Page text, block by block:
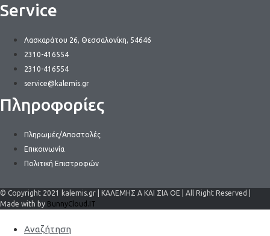
Service
Λασκαράτου 26, Θεσσαλονίκη, 54646
2310-416554
2310-416554
service@kalemis.gr
Πληροφορίες
Πληρωμές/Αποστολές
Επικοινωνία
Πολιτική Επιστροφών
© Copyright 2021 kalemis.gr | ΚΑΛΕΜΗΣ Α ΚΑΙ ΣΙΑ ΟΕ | All Right Reserved |
Made with by BunnyCloud.IT
Αναζήτηση